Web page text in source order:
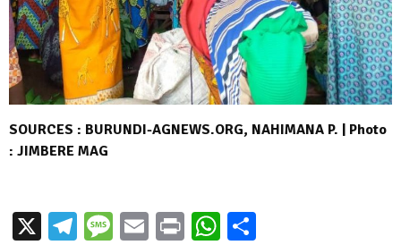
SOURCES : BURUNDI-AGNEWS.ORG, NAHIMANA P. | Photo
: JIMBERE MAG
X Telegram
Message
EmailPrintWhatsApp